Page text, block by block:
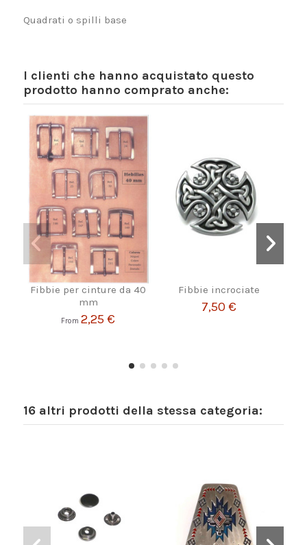
Quadrati o spilli base
I clienti che hanno acquistato questo
prodotto hanno comprato anche:
Fibbie per cinture da 40
mm
From2,25 €
Fibbie incrociate
7,50 €
16 altri prodotti della stessa categoria: